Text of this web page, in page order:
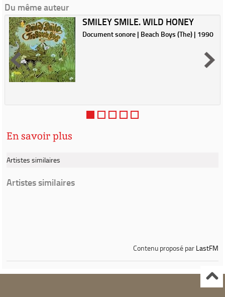
Du même auteur
SMILEY SMILE. WILD HONEY
Document sonore | Beach Boys (The) | 1990
En savoir plus
Artistes similaires
Artistes similaires
Contenu proposé par LastFM